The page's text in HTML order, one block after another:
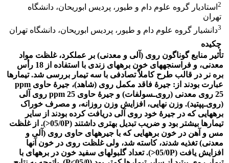
2 استادیار گروه علوم دام و طیور، پردیس ابوریحان، دانشگاه
تهران
3دانشیار گروه علوم دام و طیور، پردیس ابوریحان، دانشگاه تهران
چکیده
تأثیر منابع گوناگون روی (آلی و معدنی) بر عملکرد، غلظت مواد
معدنی، و فراسنجه‏های خون بره‏های زندی با استفاده از 18 رأس
بره نر در قالب طرح کاملاً تصادفی با سه تیمار بررسی شد. تیمارها
عبارت بودند از: جیرۀ فاقد مکمل روی (شاهد)، جیرۀ حاوی ppm
25 روی معدنی (روی‌ـسولفات) و جیرۀ حاوی ppm 25 روی آلی
(روی‌ـ‌پپتید). وزن نهایی، افزایش وزن روزانه، و مصرف خوراک
بره‏هایی که در جیرۀ خود روی آلی دریافت کرده بودند از سایر
تیمارها بیشتر بود و ضریب تبدیل بهتری داشتند (05/0P<). از غلظت
مس و آهن در خون بره‏هایی که با جیره‏های حاوی روی (آلی و
معدنی) تغذیه شدند، کاسته شد، ولی غلظت روی در خون آنها
افزایش یافت (05/0P<). تعداد گلبول‏های سفید خون در بره‏های با